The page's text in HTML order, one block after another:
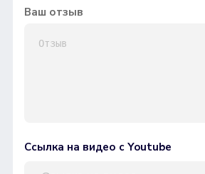
Ваш отзыв
Ссылка на видео с Youtube